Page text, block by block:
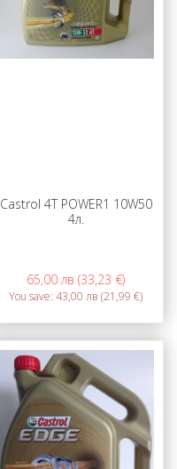
Castrol 4T POWER1 10W50
4л.
65,00 лв (33,23 €)
You save: 43,00 лв (21,99 €)